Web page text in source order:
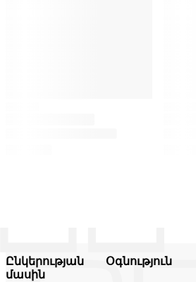
Ընկերության
մասին
Օգնություն